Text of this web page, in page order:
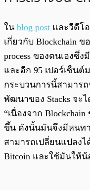
ใน blog post และวีดีโ
เกี่ยวกับ Blockchain ข
process ของตนเองซึ่
และอีก 95 เปอร์เซ็นต์
กระบวนการนี้สามาร
พัฒนาของ Stacks จะ
“เนื่องจาก
ขึ้น ดังนั้นมันจึงมีหนทา
สามารถเปลี่ยนแปลง
Bitcoin และใช้มันให้น้